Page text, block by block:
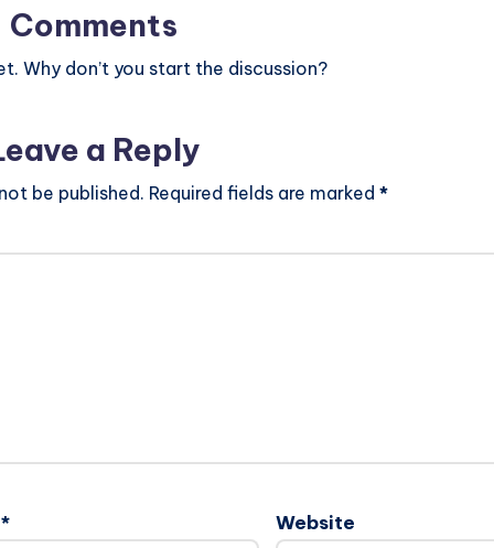
Comments
Why don’t you start the discussion?
a Reply
be published. Required fields are marked*
* Website